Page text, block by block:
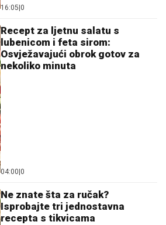
16:05 0
Recept za ljetnu salatu s
lubenicom i feta sirom:
Osvježavajući obrok gotov za
nekoliko minuta
04:00 0
Ne znate šta za ručak?
Isprobajte tri jednostavna
recepta s tikvicama